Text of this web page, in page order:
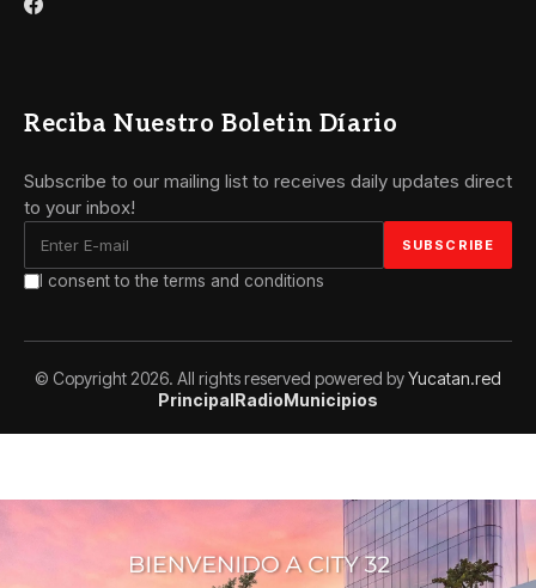
Reciba Nuestro Boletin Díario
Subscribe to our mailing list to receives daily updates direct
to your inbox!
I consent to the terms and conditions
© Copyright 2026. All rights reserved powered byYucatan.red
PrincipalRadioMunicipios